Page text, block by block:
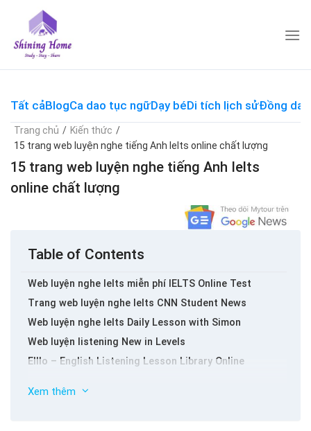
content
Tất cảBlogCa dao tục ngữDạy béDi tích lịch sửĐồng dao
Trang chủ / Kiến thức /
15 trang web luyện nghe tiếng Anh Ielts online chất lượng
15 trang web luyện nghe tiếng Anh Ielts
online chất lượng
Table of Contents
Web luyện nghe Ielts miễn phí IELTS Online Test
Trang web luyện nghe Ielts CNN Student News
Web luyện nghe Ielts Daily Lesson with Simon
Web luyện listening New in Levels
Elllo – English Listening Lesson Library Online
Lessons
Xem thêm